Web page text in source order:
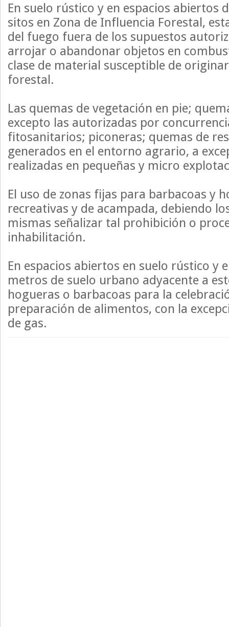
En suelo rústico y en espacios abiertos
sitos en Zona de Influencia Forestal,
del fuego fuera de los supuestos
arrojar o abandonar objetos en
clase de material susceptible de
forestal.
Las quemas de vegetación en pie;
excepto las autorizadas por
fitosanitarios; piconeras; quemas de
generados en el entorno agrario, a
realizadas en pequeñas y micro
El uso de zonas fijas para barbacoas y
recreativas y de acampada, debiendo
mismas señalizar tal prohibición o
inhabilitación.
En espacios abiertos en suelo rústico y
metros de suelo urbano adyacente a
hogueras o barbacoas para la
preparación de alimentos, con la
de gas.